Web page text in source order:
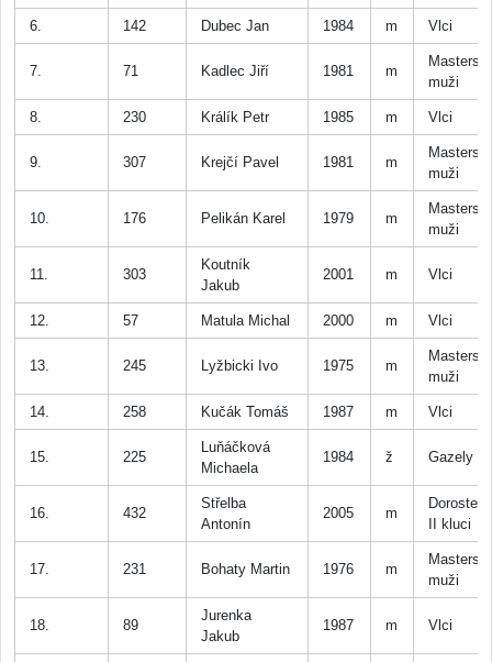
6. 142 Dubec Jan 1984 m Vlci
7. 71 Kadlec Jiří 1981 m
Masters
muži
8. 230 Králík Petr 1985 m Vlci
9. 307 Krejčí Pavel 1981 m
Masters
muži
10. 176 Pelikán Karel 1979 m
Masters
muži
11. 303
Koutník
Jakub
2001 m Vlci
12. 57 Matula Michal 2000 m Vlci
13. 245 Lyžbicki Ivo 1975 m
Masters
muži
14. 258 Kučák Tomáš 1987 m Vlci
15. 225
Luňáčková
Michaela
1984 ž Gazely
16. 432
Střelba
Antonín
2005 m
II kluci
17. 231 Bohaty Martin 1976 m
Masters
muži
18. 89
Jurenka
Jakub
1987 m Vlci